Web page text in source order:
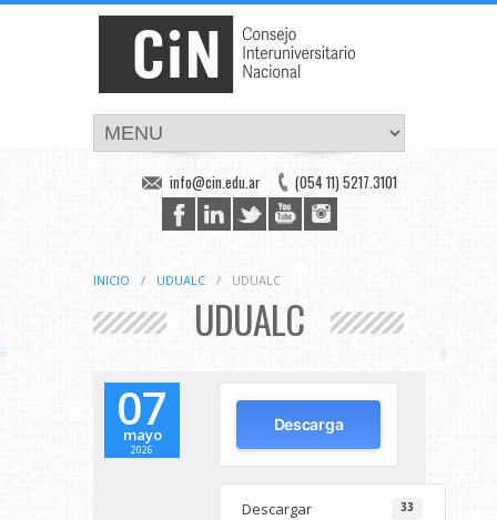
(054 11) 5217.3101
info@cin.edu.ar
INICIO / UDUALC / UDUALC
UDUALC
07
mayo
2026
Descarga
Descargar 33